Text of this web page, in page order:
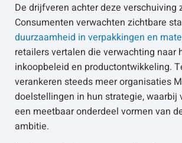
De drijfveren achter deze verschuiving
Consumenten verwachten zichtbare
duurzaamheid in verpakkingen en
retailers vertalen die verwachting naar
inkoopbeleid en productontwikkeling.
verankeren steeds meer organisaties
doelstellingen in hun strategie, waarbij
een meetbaar onderdeel vormen van
ambitie.